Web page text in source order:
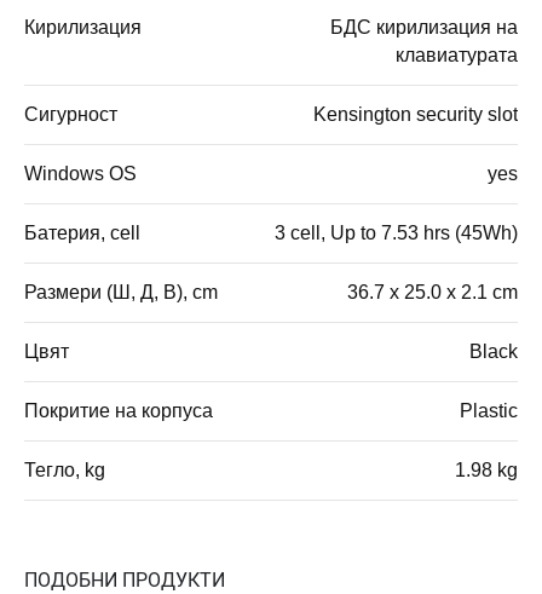
Кирилизация
БДС кирилизация на
клавиатурата
Сигурност Kensington security slot
Windows OS yes
Батерия, cell 3 cell, Up to 7.53 hrs (45Wh)
Размери (Ш, Д, В), cm 36.7 x 25.0 x 2.1 cm
Цвят Black
Покритие на корпуса Plastic
Тегло, kg 1.98 kg
ПОДОБНИ ПРОДУКТИ